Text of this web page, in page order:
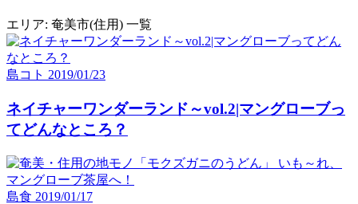
エリア: 奄美市(住用) 一覧
島コト 2019/01/23
ネイチャーワンダーランド～vol.2|マングローブっ
てどんなところ？
島食 2019/01/17